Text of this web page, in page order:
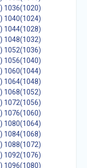
1036(1020)
1040(1024)
1044(1028)
1048(1032)
1052(1036)
1056(1040)
1060(1044)
1064(1048)
1068(1052)
1072(1056)
1076(1060)
1080(1064)
1084(1068)
1088(1072)
1092(1076)
1096(1080)